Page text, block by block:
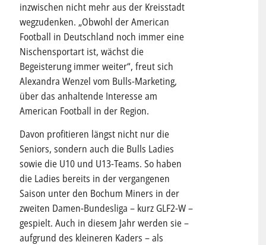
inzwischen nicht mehr aus der Kreisstadt
wegzudenken. „Obwohl der American
Football in Deutschland noch immer eine
Nischensportart ist, wächst die
Begeisterung immer weiter“, freut sich
Alexandra Wenzel vom Bulls-Marketing,
über das anhaltende Interesse am
American Football in der Region.
Davon profitieren längst nicht nur die
Seniors, sondern auch die Bulls Ladies
sowie die U10 und U13-Teams. So haben
die Ladies bereits in der vergangenen
Saison unter den Bochum Miners in der
zweiten Damen-Bundesliga – kurz GLF2-W –
gespielt. Auch in diesem Jahr werden sie –
aufgrund des kleineren Kaders – als